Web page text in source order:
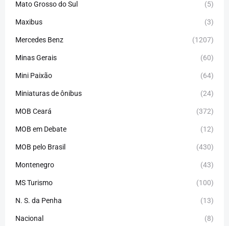
Mato Grosso do Sul (5)
Maxibus (3)
Mercedes Benz (1207)
Minas Gerais (60)
Mini Paixão (64)
Miniaturas de ônibus (24)
MOB Ceará (372)
MOB em Debate (12)
MOB pelo Brasil (430)
Montenegro (43)
MS Turismo (100)
N. S. da Penha (13)
Nacional (8)